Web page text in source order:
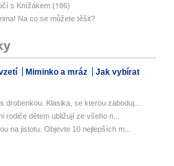
s Knížákem (†86)
Na co se můžete těšit?
Miminko a mráz
Jak vybírat
Klasika, se kterou zaboduj...
rodiče dětem ubližují ze všeho n...
na jistotu. Objevte 10 nejlepších m...